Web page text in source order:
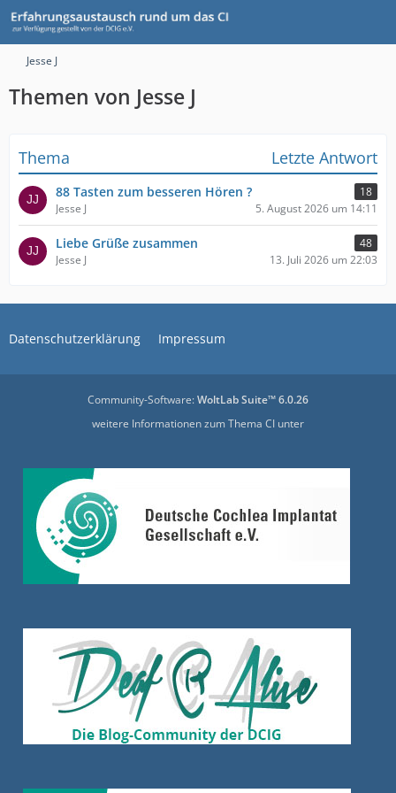
Jesse J
Themen von Jesse J
Thema Letzte Antwort
88 Tasten zum besseren Hören ?
18
Jesse J
5. August 2026 um 14:11
Liebe Grüße zusammen
48
Jesse J
13. Juli 2026 um 22:03
Datenschutzerklärung Impressum
Community-Software:WoltLab Suite™ 6.0.26
weitere Informationen zum Thema CI unter